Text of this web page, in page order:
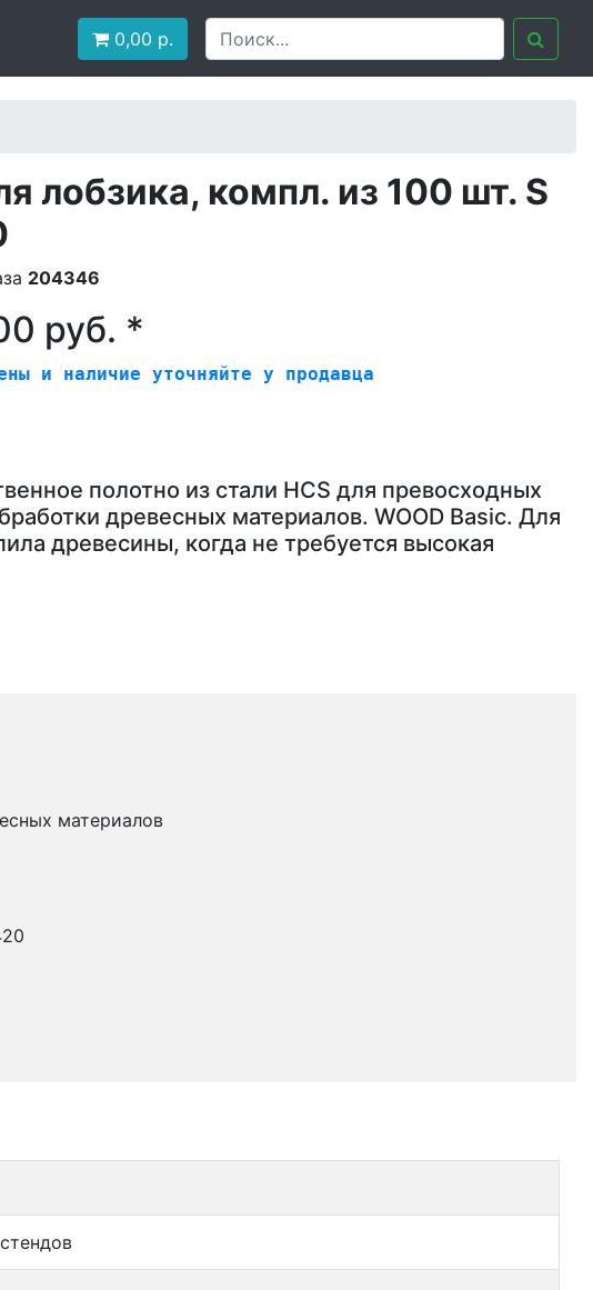
0,00 р.
лобзика, компл. из 100 шт. S
204346
руб. *
и наличие уточняйте у продавца
полотно из стали HCS для превосходных
древесных материалов. WOOD Basic. Для
древесины, когда не требуется высокая
материалов